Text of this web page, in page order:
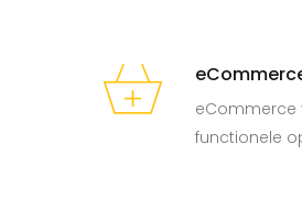
eCommerce
functionele